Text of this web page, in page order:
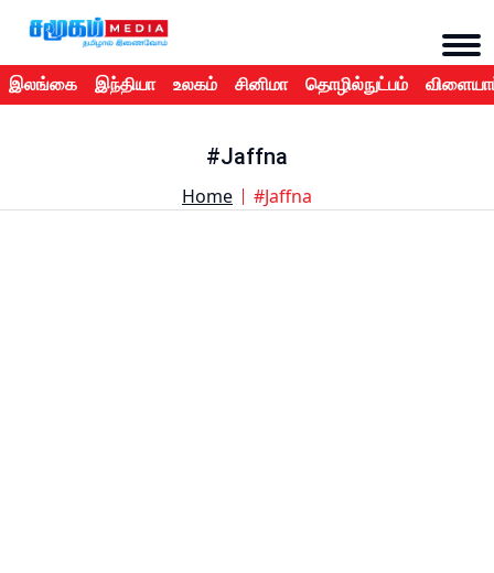
இலங்கை இந்தியா உலகம் சினிமா தொழில்நுட்பம்
#Jaffna
Home #Jaffna